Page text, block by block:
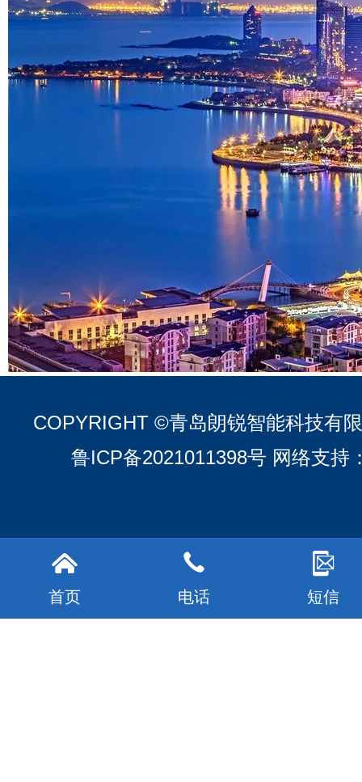
首页 电话 短信
COPYRIGHT ©青岛朗锐智能科技有
鲁ICP备2021011398号 网络支持